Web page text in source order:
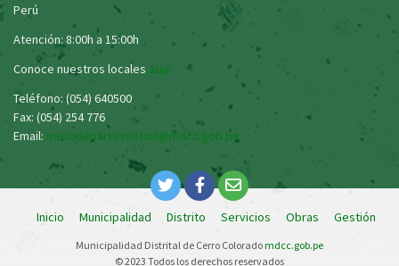
Perú
Atención: 8:00h a 15:00h
Conoce nuestros locales aquí
Teléfono: (054) 640500
Fax: (054) 254 776
Email: mesadepartesvirtual@mdcc.gob.pe
Inicio Municipalidad Distrito Servicios Obras Gestión
Municipalidad Distrital de Cerro Coloradomdcc.gob.pe
© 2023 Todos los derechos reservados